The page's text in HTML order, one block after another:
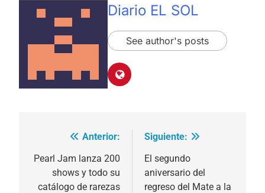
Diario EL SOL
See author's posts
Navegación
de
entradas
Anterior:
Pearl Jam lanza 200
shows y todo su
catálogo de rarezas
Siguiente:
El segundo
aniversario del
regreso del Mate a la